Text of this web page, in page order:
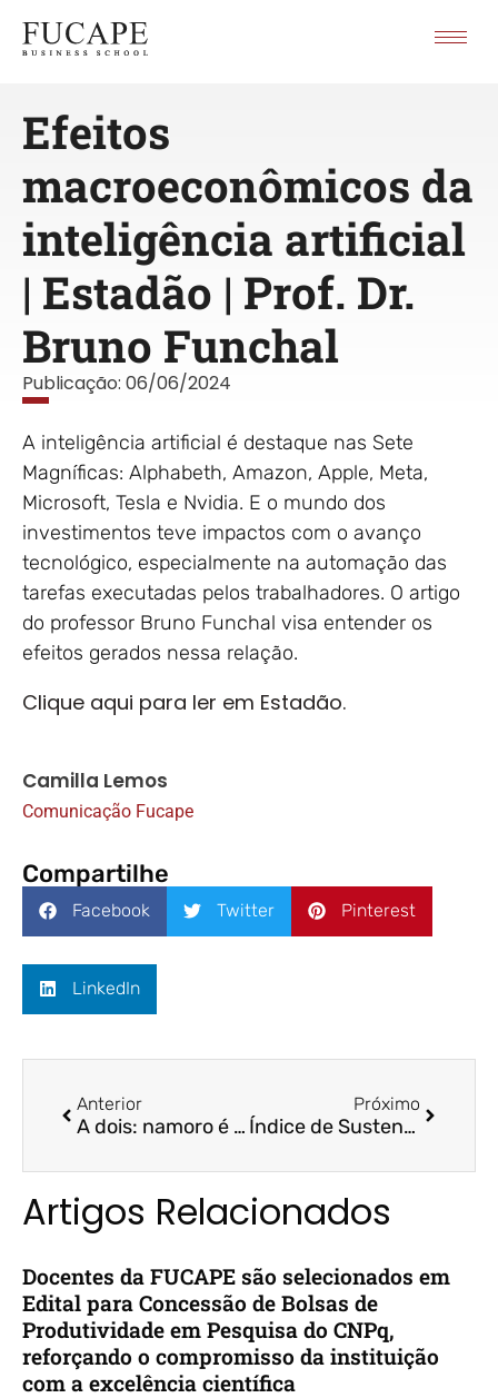
Efeitos
macroeconômicos da
inteligência artificial
| Estadão | Prof. Dr.
Bruno Funchal
Publicação: 06/06/2024
A inteligência artificial é destaque nas Sete
Magníficas: Alphabeth, Amazon, Apple, Meta,
Microsoft, Tesla e Nvidia. E o mundo dos
investimentos teve impactos com o avanço
tecnológico, especialmente na automação das
tarefas executadas pelos trabalhadores. O artigo
do professor Bruno Funchal visa entender os
efeitos gerados nessa relação.
Clique aqui para ler em Estadão.
Camilla Lemos
Comunicação Fucape
Compartilhe
Facebook Twitter Pinterest
LinkedIn
Anterior
A dois: namoro é fase de teste para finanças? | CBN Vitória | Prof. Dr. Felipe Storch
Próximo
Índice de Sustentabilidade movimenta trilhões e dita investimentos na bolsa | ES Brasil | Prof. Dr. Poliano Bastos
Artigos Relacionados
Docentes da FUCAPE são selecionados em
Edital para Concessão de Bolsas de
Produtividade em Pesquisa do CNPq,
reforçando o compromisso da instituição
com a excelência científica